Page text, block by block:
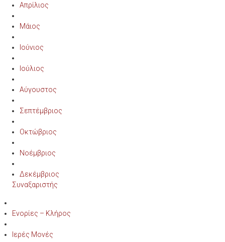
Απρίλιος
Μάιος
Ιούνιος
Ιούλιος
Αύγουστος
Σεπτέμβριος
Οκτώβριος
Νοέμβριος
Δεκέμβριος
Συναξαριστής
Ενορίες – Κλήρος
Ιερές Μονές